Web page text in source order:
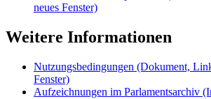
neues Fenster)
Weitere Informationen
Nutzungsbedingungen (Dokument,
Fenster)
Aufzeichnungen im Parlamentsarchiv